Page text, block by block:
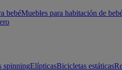
bebéMuebles para habitación de
spinningElípticasBicicletas estáticas